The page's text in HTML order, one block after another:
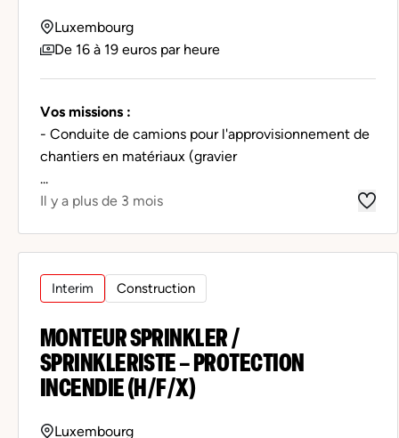
Luxembourg
De 16 à 19 euros par heure
Vos missions :
- Conduite de camions pour l'approvisionnement de
chantiers en matériaux (gravier
...
Il y a plus de 3 mois
Interim Construction
MONTEUR SPRINKLER /
SPRINKLERISTE – PROTECTION
INCENDIE (H/F/X)
Luxembourg